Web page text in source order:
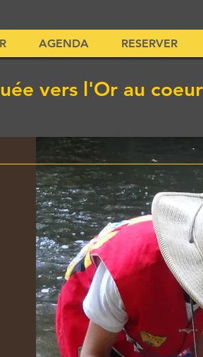
AGENDA RESERVER
vers l'Or au